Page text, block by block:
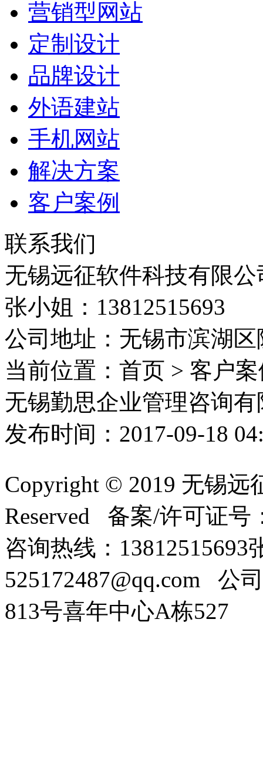
营销型网站
定制设计
品牌设计
外语建站
手机网站
解决方案
客户案例
联系我们
无锡远征软件科技有限公
张小姐：13812515693
公司地址：无锡市滨湖
当前位置：首页 > 客户
无锡勤思企业管理咨询有
发布时间：2017-09-18
Copyright © 2019 无锡远
Reserved 备案/许可证号
咨询热线：
525172487@qq.com 公
813号喜年中心A栋527